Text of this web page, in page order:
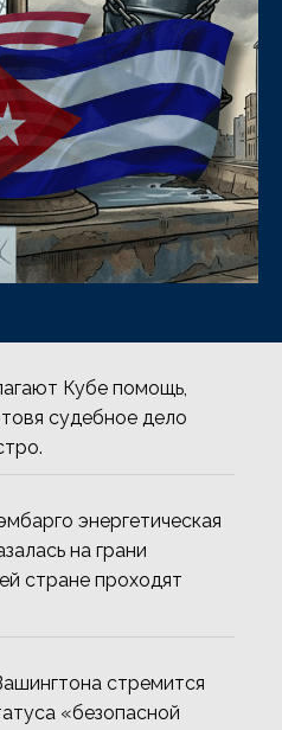
Кубе помощь,
судебное дело
энергетическая
на грани
стране проходят
стремится
«безопасной